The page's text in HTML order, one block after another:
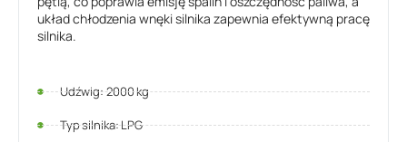
układ chłodzenia wnęki silnika zapewnia efektywną pracę
silnika.
Udźwig: 2000 kg
Typ silnika: LPG